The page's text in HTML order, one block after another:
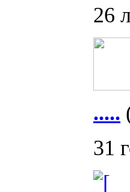
26
.....
31